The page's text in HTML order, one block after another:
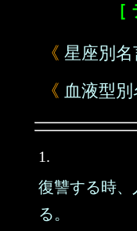
《 星座別
《 血液型
1.
復讐する時
る。